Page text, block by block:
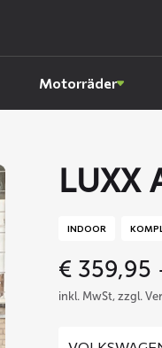
Motorräder
LUXX
INDOOR
€ 359,95
inkl. MwSt, zzgl.